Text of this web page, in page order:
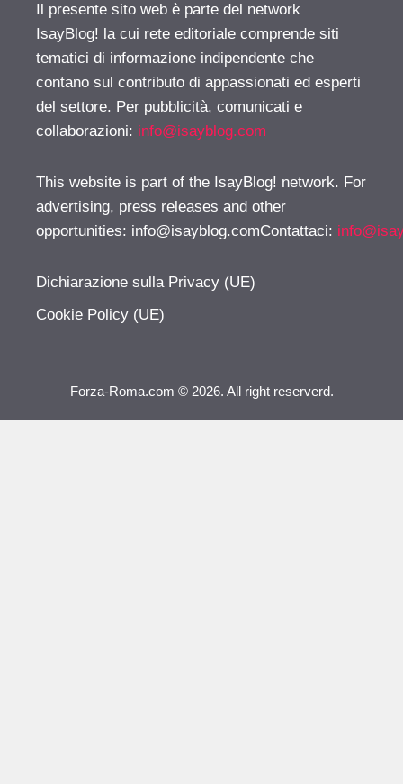
Il presente sito web è parte del network
IsayBlog! la cui rete editoriale comprende siti
tematici di informazione indipendente che
contano sul contributo di appassionati ed esperti
del settore. Per pubblicità, comunicati e
collaborazioni: info@isayblog.com
This website is part of the IsayBlog! network. For
advertising, press releases and other
opportunities: info@isayblog.comContattaci:
Dichiarazione sulla Privacy (UE)
Cookie Policy (UE)
Forza-Roma.com © 2026. All right reserverd.